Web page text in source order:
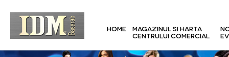
HOME
MAGAZINUL SI HARTA
CENTRULUI COMERCIAL